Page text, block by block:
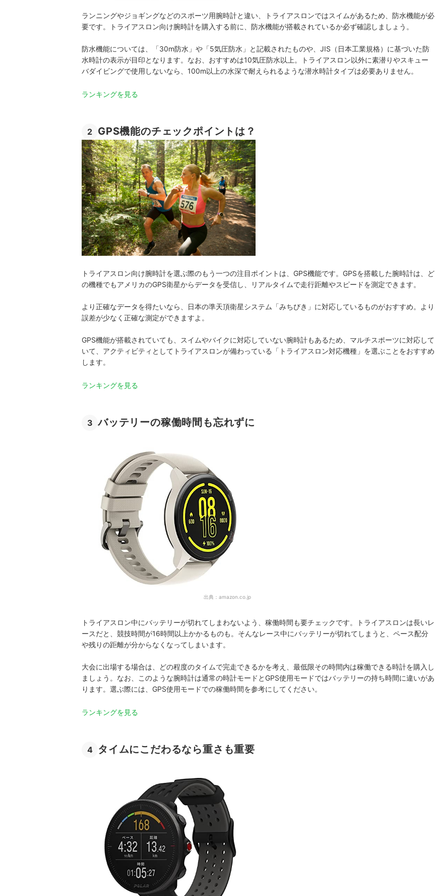
ランニングやジョギングなどのスポーツ用腕時計と違い、トライアスロンではスイムがあるため、防水機能が必
要です。トライアスロン向け腕時計を購入する前に、防水機能が搭載されているか必ず確認しましょう。
防水機能については、「30m防水」や「5気圧防水」と記載されたものや、JIS（日本工業規格）に基づいた防
水時計の表示が目印となります。なお、おすすめは10気圧防水以上。トライアスロン以外に素潜りやスキュー
バダイビングで使用しないなら、100m以上の水深で耐えられるような潜水時計タイプは必要ありません。
ランキングを見る
2 GPS機能のチェックポイントは？
トライアスロン向け腕時計を選ぶ際のもう一つの注目ポイントは、GPS機能です。GPSを搭載した腕時計は、ど
の機種でもアメリカのGPS衛星からデータを受信し、リアルタイムで走行距離やスピードを測定できます。
より正確なデータを得たいなら、日本の準天頂衛星システム「みちびき」に対応しているものがおすすめ。より
誤差が少なく正確な測定ができますよ。
GPS機能が搭載されていても、スイムやバイクに対応していない腕時計もあるため、マルチスポーツに対応して
いて、アクティビティとしてトライアスロンが備わっている「トライアスロン対応機種」を選ぶことをおすすめ
します。
ランキングを見る
3 バッテリーの稼働時間も忘れずに
出典： amazon.co.jp
トライアスロン中にバッテリーが切れてしまわないよう、稼働時間も要チェックです。トライアスロンは長いレ
ースだと、競技時間が16時間以上かかるものも。そんなレース中にバッテリーが切れてしまうと、ペース配分
や残りの距離が分からなくなってしまいます。
大会に出場する場合は、どの程度のタイムで完走できるかを考え、最低限その時間内は稼働できる時計を購入し
ましょう。なお、このような腕時計は通常の時計モードとGPS使用モードではバッテリーの持ち時間に違いがあ
ります。選ぶ際には、GPS使用モードでの稼働時間を参考にしてください。
ランキングを見る
4 タイムにこだわるなら重さも重要